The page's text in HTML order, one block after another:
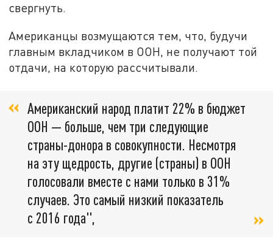
свергнуть.
Американцы возмущаются тем, что, будучи
главным вкладчиком в ООН, не получают той
отдачи, на которую рассчитывали.
Американский народ платит 22% в бюджет
ООН — больше, чем три следующие
страны-донора в совокупности. Несмотря
на эту щедрость, другие (страны) в ООН
голосовали вместе с нами только в 31%
случаев. Это самый низкий показатель
с 2016 года",